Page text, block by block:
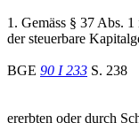
1. Gemäss § 37 Abs.
der steuerbare
BGE 90 I 233 S. 238
ererbten oder durch